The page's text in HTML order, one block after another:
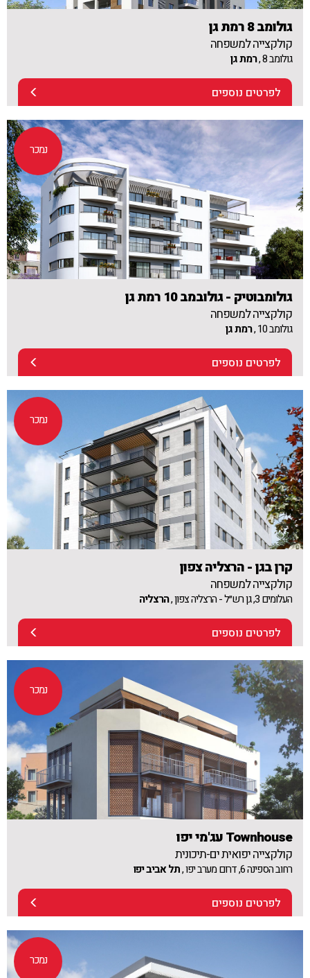
גולומב 8 רמת גן
קולקצייה למשפחה
גולומב 8 , רמת גן
לפרטים נוספים
נמכר
גולומבוטיק - גולובמב 10 רמת גן
קולקצייה למשפחה
גולומב 10 , רמת גן
לפרטים נוספים
נמכר
קרן בגן - הרצליה צפון
קולקצייה למשפחה
העלומים 3, גן רש״ל - הרצליה צפון , הרצליה
לפרטים נוספים
נמכר
Townhouse עג'מי יפו
קולקצייה יפואית ים-תיכונית
רחוב הספינה 6, דרום מערב יפו , תל אביב יפו
לפרטים נוספים
נמכר